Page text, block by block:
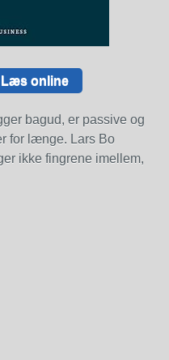
Læs online
bagud, er passive og
for længe. Lars Bo
ikke fingrene imellem,